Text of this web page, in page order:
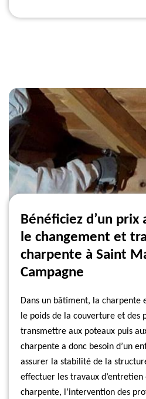
Bénéficiez d’un
le changement et
charpente à Saint
Campagne
Dans un bâtiment, la charpente
le poids de la couverture et des
transmettre aux poteaux puis
charpente a donc besoin d’un
assurer la stabilité de la
effectuer les travaux
charpente, l’intervention des